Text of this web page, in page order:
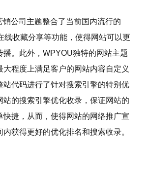
公司 主题整合了当前国内流行的
线收藏分享等功能，使得网站可以更
播。此外，WPYOU独特的网站主题
大程度上满足客户的网站内容自定义
站代码进行了针对搜索引擎的特别优
站的搜索引擎优化收录，保证网站的
快捷，从而，使得网站的网络推广宣
获得更好的优化排名和搜索收录。